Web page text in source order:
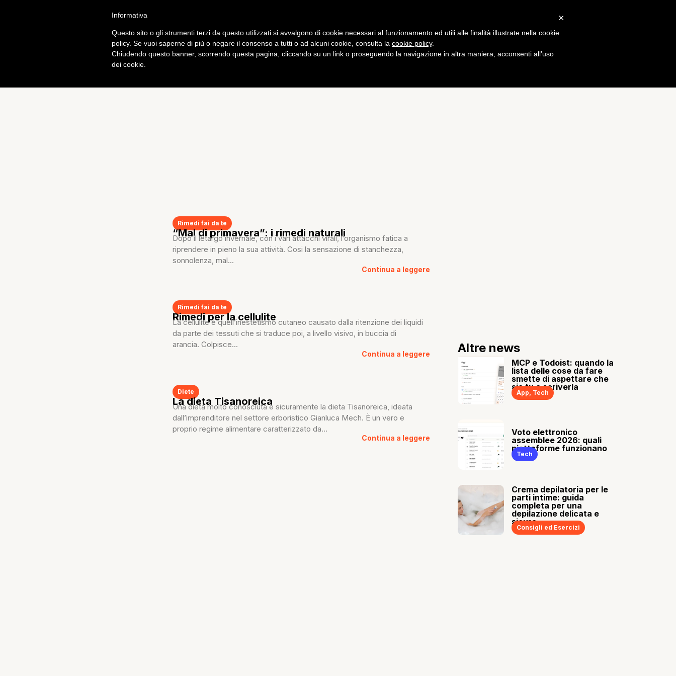
Rimedi fai da te
“Mal di primavera”: i rimedi naturali
Dopo il letargo invernale, con i vari attacchi virali, l’organismo fatica a
riprendere in pieno la sua attività. Cosi la sensazione di stanchezza,
sonnolenza, mal...
Continua a leggere
Rimedi fai da te
Rimedi per la cellulite
La cellulite è quell’inestetismo cutaneo causato dalla ritenzione dei liquidi
da parte dei tessuti che si traduce poi, a livello visivo, in buccia di
arancia. Colpisce...
Continua a leggere
Diete
La dieta Tisanoreica
Una dieta molto conosciuta è sicuramente la dieta Tisanoreica, ideata
dall’imprenditore nel settore erboristico Gianluca Mech. È un vero e
proprio regime alimentare caratterizzato da...
Continua a leggere
Altre news
MCP e Todoist: quando la
lista delle cose da fare
smette di aspettare che
sia tu a scriverla
App, Tech
Voto elettronico
assemblee 2026: quali
piattaforme funzionano
Tech
Crema depilatoria per le
parti intime: guida
completa per una
depilazione delicata e
sicura
Consigli ed Esercizi
×
Informativa
Questo sito o gli strumenti terzi da questo utilizzati si avvalgono di cookie necessari al funzionamento ed utili alle finalità illustrate nella cookie
policy. Se vuoi saperne di più o negare il consenso a tutti o ad alcuni cookie, consulta la cookie policy.
Chiudendo questo banner, scorrendo questa pagina, cliccando su un link o proseguendo la navigazione in altra maniera, acconsenti all’uso
dei cookie.